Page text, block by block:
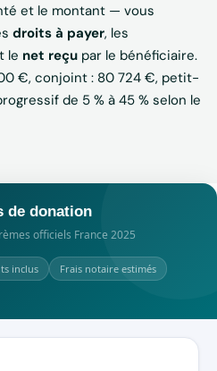
et le montant — vous
droits à payer, les
le net reçu par le bénéficiaire.
€, conjoint : 80 724 €, petit-
de 5 % à 45 % selon le
de donation
officiels France 2025
inclus
Frais notaire estimés